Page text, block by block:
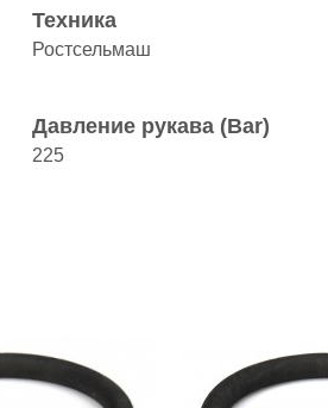
Техника
Ростсельмаш
Давление рукава (Bar)
225